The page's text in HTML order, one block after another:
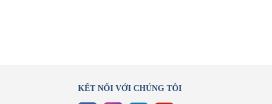
KẾT NỐI VỚI CHÚNG TÔI